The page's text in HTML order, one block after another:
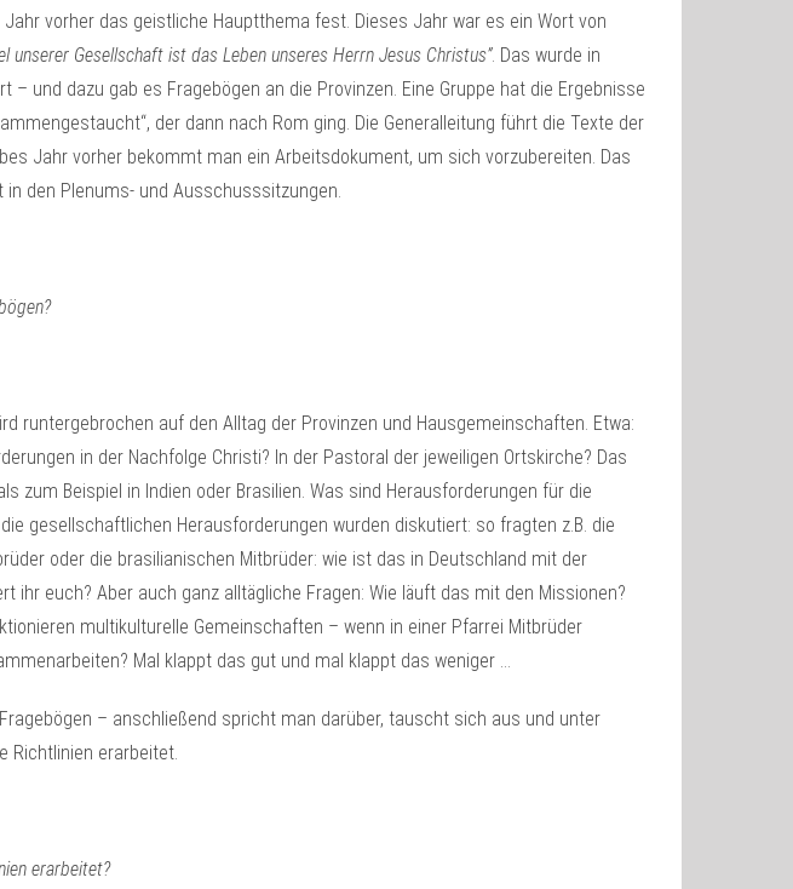
Jahr vorher das geistliche Hauptthema fest. Dieses Jahr war es ein Wort von
unserer Gesellschaft ist das Leben unseres Herrn Jesus Christus”. Das wurde in
– und dazu gab es Fragebögen an die Provinzen. Eine Gruppe hat die Ergebnisse
der dann nach Rom ging. Die Generalleitung führt die Texte der
Jahr vorher bekommt man ein Arbeitsdokument, um sich vorzubereiten. Das
den Plenums- und Ausschusssitzungen.
runtergebrochen auf den Alltag der Provinzen und Hausgemeinschaften. Etwa:
in der Nachfolge Christi? In der Pastoral der jeweiligen Ortskirche? Das
zum Beispiel in Indien oder Brasilien. Was sind Herausforderungen für die
gesellschaftlichen Herausforderungen wurden diskutiert: so fragten z.B. die
oder die brasilianischen Mitbrüder: wie ist das in Deutschland mit der
ihr euch? Aber auch ganz alltägliche Fragen: Wie läuft das mit den Missionen?
multikulturelle Gemeinschaften – wenn in einer Pfarrei Mitbrüder
Mal klappt das gut und mal klappt das weniger …
– anschließend spricht man darüber, tauscht sich aus und unter
Richtlinien erarbeitet.
erarbeitet?